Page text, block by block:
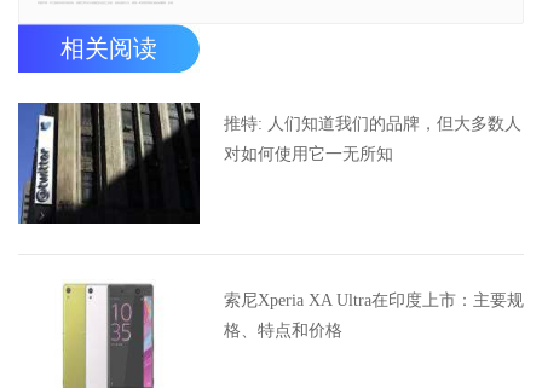
相关阅读
推特: 人们知道我们的品牌，但大多数人
对如何使用它一无所知
索尼Xperia XA Ultra在印度上市：主要规
格、特点和价格